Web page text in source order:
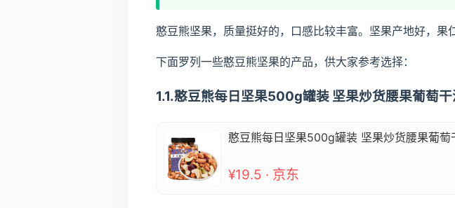
憨豆熊坚果，质量挺好的，口感比较丰富。坚果产地好，果
下面罗列一些憨豆熊坚果的产品，供大家参考选择：
1.1.憨豆熊每日坚果500g罐装 坚果炒货腰果葡萄
憨豆熊每日坚果500g罐装 坚果炒货腰果葡萄
¥19.5 · 京东